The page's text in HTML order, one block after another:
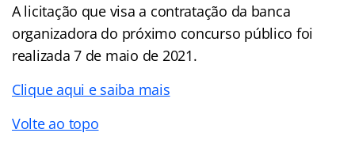
A licitação que visa a contratação da banca
organizadora do próximo concurso público foi
realizada 7 de maio de 2021.
Clique aqui e saiba mais
Volte ao topo